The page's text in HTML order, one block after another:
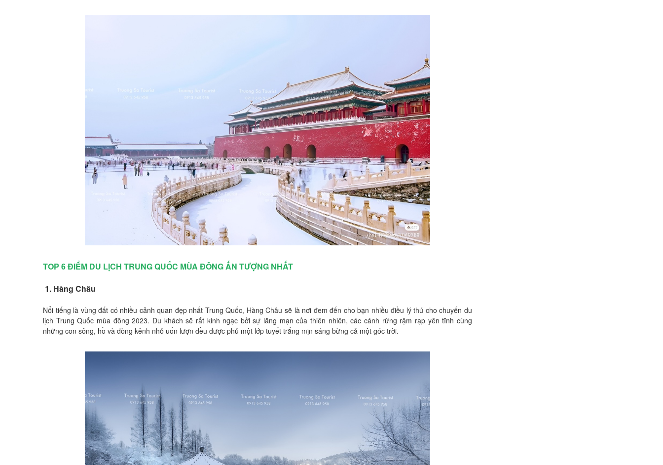
TOP 6 ĐIỂM DU LỊCH TRUNG QUỐC MÙA ĐÔNG ẤN TƯỢNG NHẤT
1. Hàng Châu
Nổi tiếng là vùng đất có nhiều cảnh quan đẹp nhất Trung Quốc, Hàng Châu sẽ là nơi đem đến cho bạn nhiều điều lý thú cho chuyến du
lịch Trung Quốc mùa đông 2023. Du khách sẽ rất kinh ngạc bởi sự lãng mạn của thiên nhiên, các cánh rừng rậm rạp yên tĩnh cùng
những con sông, hồ và dòng kênh nhỏ uốn lượn đều được phủ một lớp tuyết trắng mịn sáng bừng cả một góc trời.